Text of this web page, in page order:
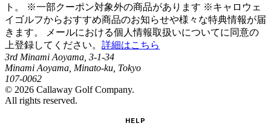
ト。 ※一部クーポン対象外の商品があります ※キャロウェ
イゴルフからおすすめ商品のお知らせや様々な特典情報が届
きます。 メールにおける個人情報取扱いについてに同意の
上登録してください。 詳細はこちら
3rd Minami Aoyama, 3-1-34
Minami Aoyama, Minato-ku, Tokyo
107-0062
© 2026 Callaway Golf Company.
All rights reserved.
HELP